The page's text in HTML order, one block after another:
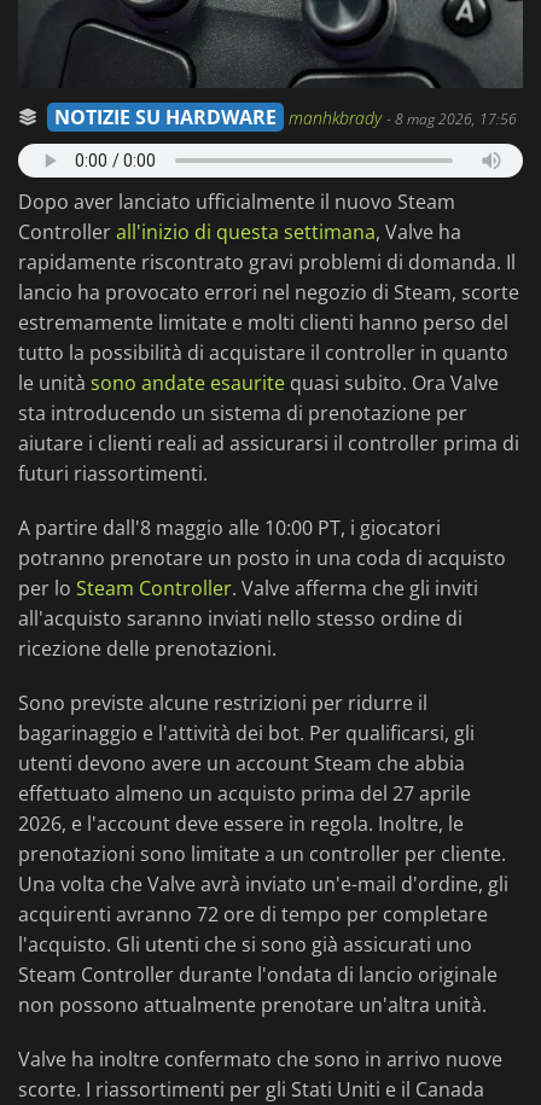
NOTIZIE SU HARDWARE manhkbrady-8 mag 2026, 17:56
Dopo aver lanciato ufficialmente il nuovo Steam
Controllerall'inizio di questa settimana, Valve ha
rapidamente riscontrato gravi problemi di domanda. Il
lancio ha provocato errori nel negozio di Steam, scorte
estremamente limitate e molti clienti hanno perso del
tutto la possibilità di acquistare il controller in quanto
le unità sono andate esaurite quasi subito. Ora Valve
sta introducendo un sistema di prenotazione per
aiutare i clienti reali ad assicurarsi il controller prima di
futuri riassortimenti.
A partire dall'8 maggio alle 10:00 PT, i giocatori
potranno prenotare un posto in una coda di acquisto
per lo Steam Controller. Valve afferma che gli inviti
all'acquisto saranno inviati nello stesso ordine di
ricezione delle prenotazioni.
Sono previste alcune restrizioni per ridurre il
bagarinaggio e l'attività dei bot. Per qualificarsi, gli
utenti devono avere un account Steam che abbia
effettuato almeno un acquisto prima del 27 aprile
2026, e l'account deve essere in regola. Inoltre, le
prenotazioni sono limitate a un controller per cliente.
Una volta che Valve avrà inviato un'e-mail d'ordine, gli
acquirenti avranno 72 ore di tempo per completare
l'acquisto. Gli utenti che si sono già assicurati uno
Steam Controller durante l'ondata di lancio originale
non possono attualmente prenotare un'altra unità.
Valve ha inoltre confermato che sono in arrivo nuove
scorte. I riassortimenti per gli Stati Uniti e il Canada